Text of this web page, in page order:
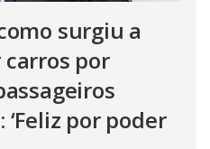
surgiu a
por
por poder